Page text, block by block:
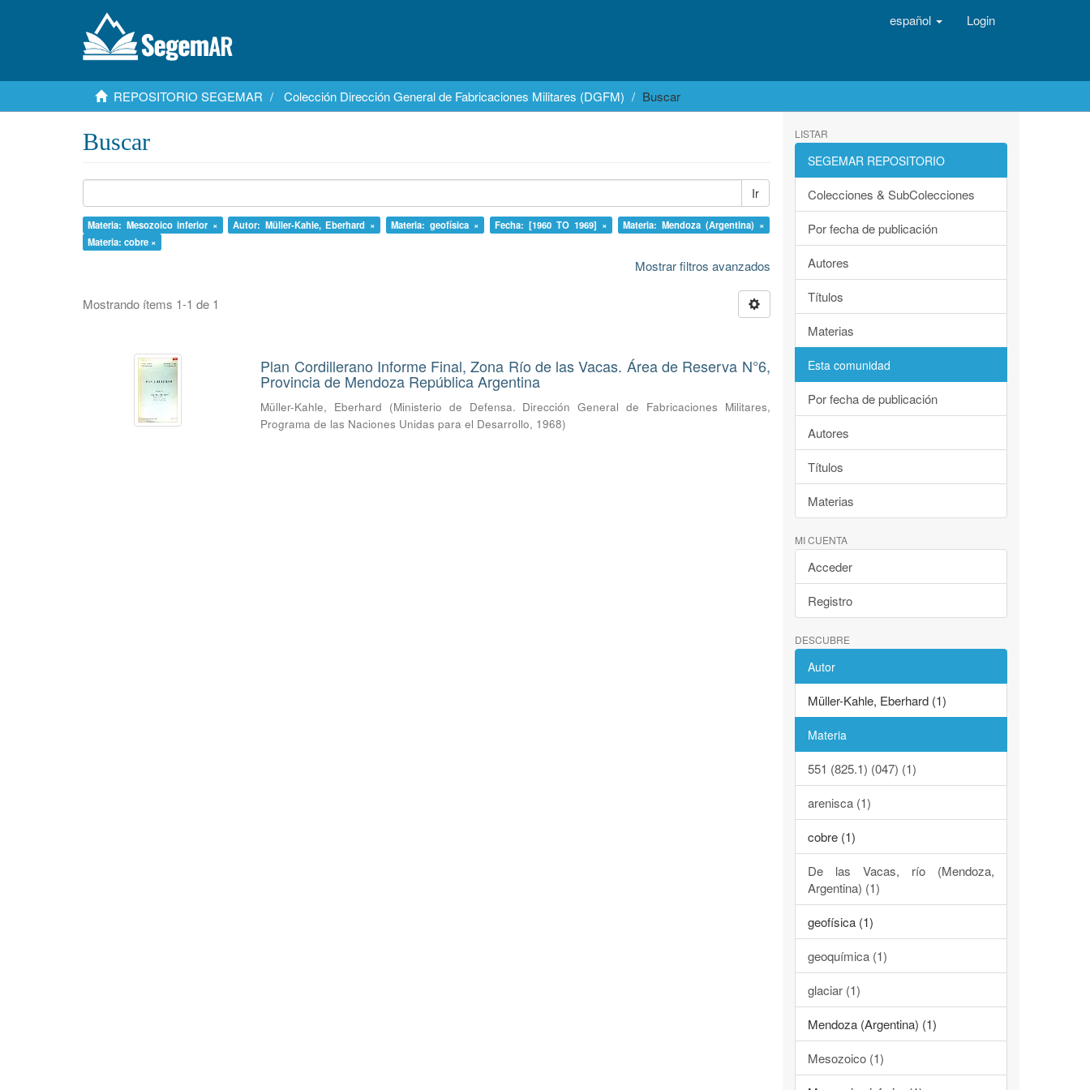
español Login
REPOSITORIO SEGEMAR Colección Dirección General de Fabricaciones Militares (DGFM) Buscar
Buscar
Ir
Materia: Mesozoico inferior × Autor: Müller-Kahle, Eberhard × Materia: geofísica × Fecha: [1960 TO 1969] ×
Materia: Mendoza (Argentina) ×
Materia: cobre ×
Mostrar filtros avanzados
Mostrando ítems 1-1 de 1
Plan Cordillerano Informe Final, Zona Río de las Vacas. Área de Reserva N°6,
Provincia de Mendoza República Argentina
Müller-Kahle, Eberhard (Ministerio de Defensa. Dirección General de Fabricaciones Militares,
Programa de las Naciones Unidas para el Desarrollo, 1968)
LISTAR
SEGEMAR REPOSITORIO
Colecciones & SubColecciones
Por fecha de publicación
Autores
Títulos
Materias
Esta comunidad
Por fecha de publicación
Autores
Títulos
Materias
MI CUENTA
Acceder
Registro
DESCUBRE
Autor
Müller-Kahle, Eberhard (1)
Materia
551 (825.1) (047) (1)
arenisca (1)
cobre (1)
De las Vacas, río (Mendoza,
Argentina) (1)
geofísica (1)
geoquímica (1)
glaciar (1)
Mendoza (Argentina) (1)
Mesozoico (1)